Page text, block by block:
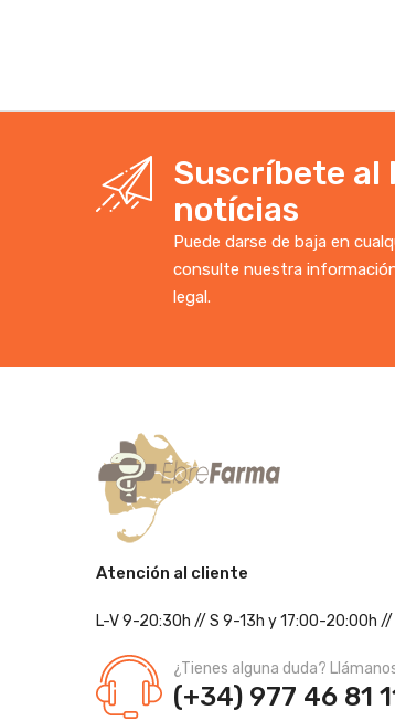
Suscríbete al
notícias
Puede darse de baja en
consulte nuestra
legal.
Atención al cliente
L-V 9-20:30h // S 9-13h y 17:00-20:00h //
¿Tienes alguna duda?
(+34) 977 46 81